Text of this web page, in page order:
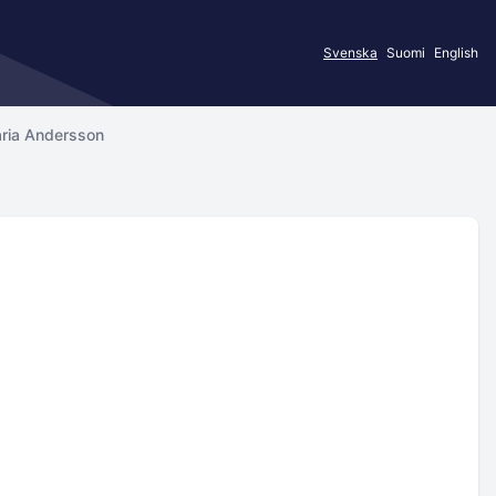
Svenska Suomi English
Andersson